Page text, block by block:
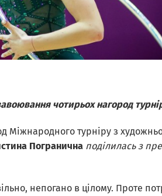
чотирьох нагород
Міжнародного турніру з
Погранична поділилась з
непогано в цілому. Проте